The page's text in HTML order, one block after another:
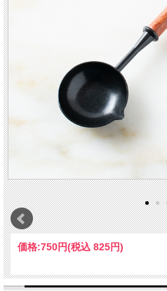
価格:750円(税込 825円)